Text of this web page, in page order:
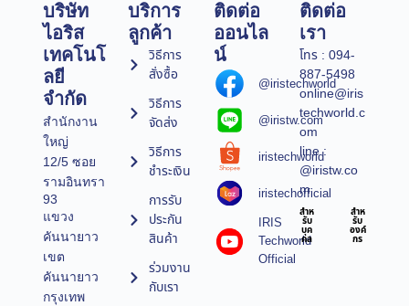
บริษัท
ไอริส
เทคโนโ
ลยี
จำกัด
สำนักงาน
ใหญ่
12/5 ซอย
รามอินทรา
93
แขวง
คันนายาว
เขต
คันนายาว
กรุงเทพ
บริการ
ลูกค้า
วิธีการ
สั่งซื้อ
วิธีการ
จัดส่ง
วิธีการ
ชำระเงิน
การรับ
ประกัน
สินค้า
ร่วมงาน
กับเรา
ติดต่อ
ออนไล
น์
@iristechworld
@iristw.com
iristechworld
iristechofficial
IRIS
Techworld
Official
ติดต่อ
เรา
โทร : 094-
887-5498
online@iris
techworld.c
om
line :
@iristw.co
m
สำห
รับ
บุค
คล
สำห
รับ
องค์
กร